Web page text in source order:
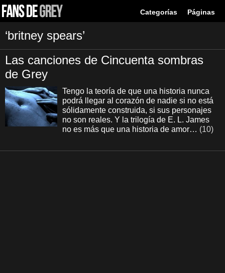
Categorías Páginas
‘britney spears’
Las canciones de Cincuenta sombras
de Grey
Tengo la teoría de que una historia nunca
podrá llegar al corazón de nadie si no está
sólidamente construida, si sus personajes
no son reales. Y la trilogía de E. L. James
no es más que una historia de amor… (10)